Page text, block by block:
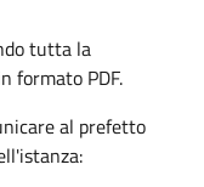
tutta la
formato PDF.
al prefetto